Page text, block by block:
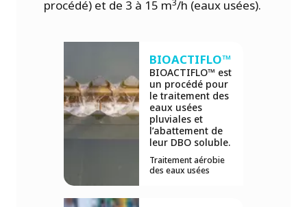
procédé) et de 3 à 15 m /h (eaux usées).
BIOACTIFLO™
BIOACTIFLO™ est
un procédé pour
le traitement des
eaux usées
pluviales et
l’abattement de
leur DBO soluble.
Traitement aérobie
des eaux usées